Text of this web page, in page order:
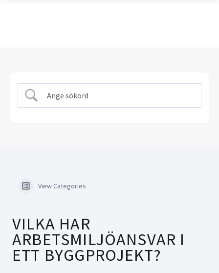
View Categories
VILKA HAR
ARBETSMILJÖANSVAR I
ETT BYGGPROJEKT?